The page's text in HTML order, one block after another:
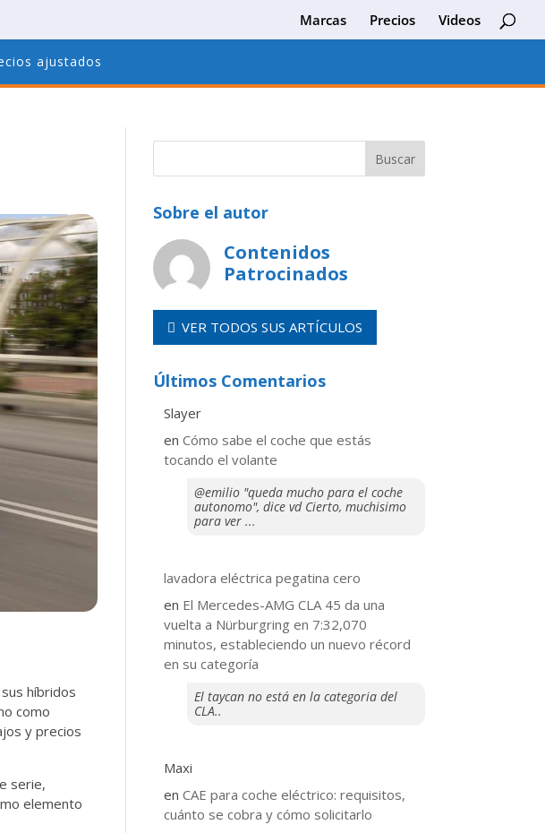
Marcas Precios Videos
ajustados
híbridos
como
y precios
serie,
elemento
Sobre el autor
Contenidos
Patrocinados
VER TODOS SUS ARTÍCULOS
Últimos Comentarios
Slayer
en​Cómo sabe el coche que estás
tocando el volante
@emilio "queda mucho para el coche
autonomo", dice vd Cierto, muchisimo
para ver ...
lavadora eléctrica pegatina cero
en El Mercedes-AMG CLA 45 da una
vuelta a Nürburgring en 7:32,070
minutos, estableciendo un nuevo récord
en su categoría
El taycan no está en la categoria del
CLA..
Maxi
enCAE para coche eléctrico: requisitos,
cuánto se cobra y cómo solicitarlo